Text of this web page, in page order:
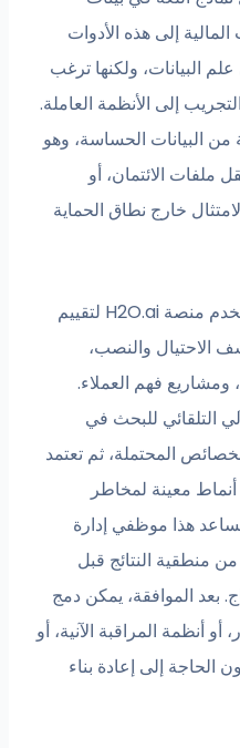
إلى هذه الأدوات
البيانات، ولكنها ترغب
إلى الأنظمة العاملة.
البيانات الحساسة، وهو
ملفات الائتمان، أو
خارج نطاق الحماية
في قطاع الخدمات المالية، تُستخدم منصة H2O.ai لتقييم
الاحتيال والنصب،
فهم العملاء.
التلقائي للبحث في
المحتملة، ثم تعتمد
معينة لمخاطر
هذا موظفي إدارة
منطقية النتائج قبل
بعد الموافقة، يمكن دمج
أنظمة المراقبة الآنية، أو
الحاجة إلى إعادة بناء